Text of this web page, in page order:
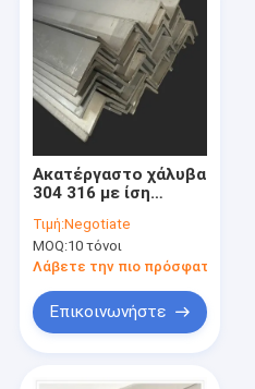
Ακατέργαστο χάλυβα
304 316 με ίση
Τιμή:Negotiate
MOQ:10 τόνοι
Λάβετε την πιο πρόσφατη τιμή
Επικοινωνήστε